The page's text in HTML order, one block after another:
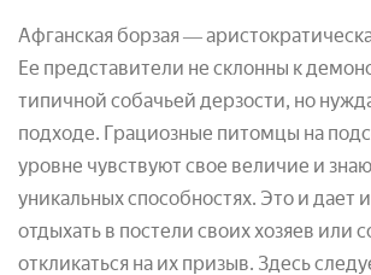
Афганская борзая ―
Ее представители не склонны к
типичной собачьей дерзости, но
подходе. Грациозные питомцы на
уровне чувствуют свое величие и
уникальных способностях. Это и дает
отдыхать в постели своих хозяев или
откликаться на их призыв. Здесь